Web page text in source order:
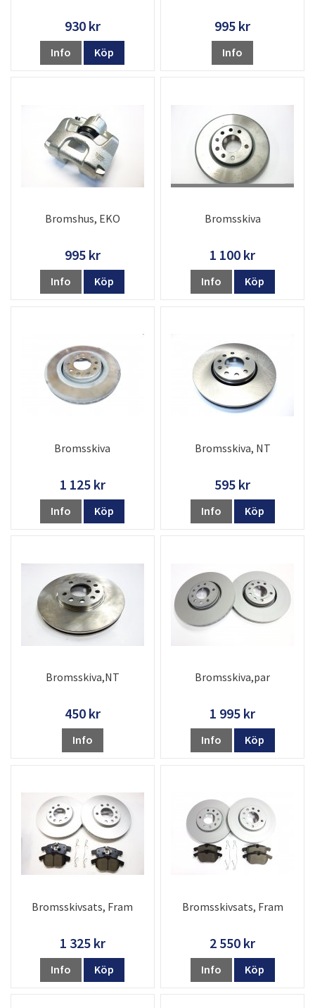
930 kr
Info Köp
995 kr
Info
Bromshus, EKO
995 kr
Info Köp
Bromsskiva
1 100 kr
Info Köp
Bromsskiva
1 125 kr
Info Köp
Bromsskiva, NT
595 kr
Info Köp
Bromsskiva,NT
450 kr
Info
Bromsskiva,par
1 995 kr
Info Köp
Bromsskivsats, Fram
1 325 kr
Info Köp
Bromsskivsats, Fram
2 550 kr
Info Köp